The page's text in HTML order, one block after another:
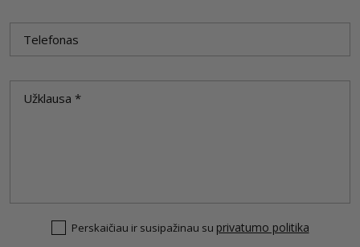
Perskaičiau ir susipažinau su privatumo politika